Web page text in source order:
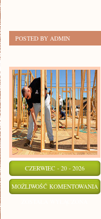
POSTED BY ADMIN
CZERWIEC - 20 - 2026
MOŻLIWOŚĆ KOMENTOWANIA